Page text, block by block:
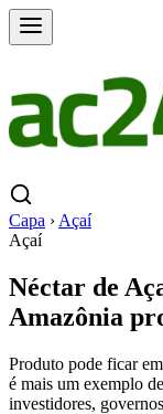
Capa › Açaí
Açaí
Néctar de
Amazônia
Produto pode ficar
é mais um exemplo
investidores,